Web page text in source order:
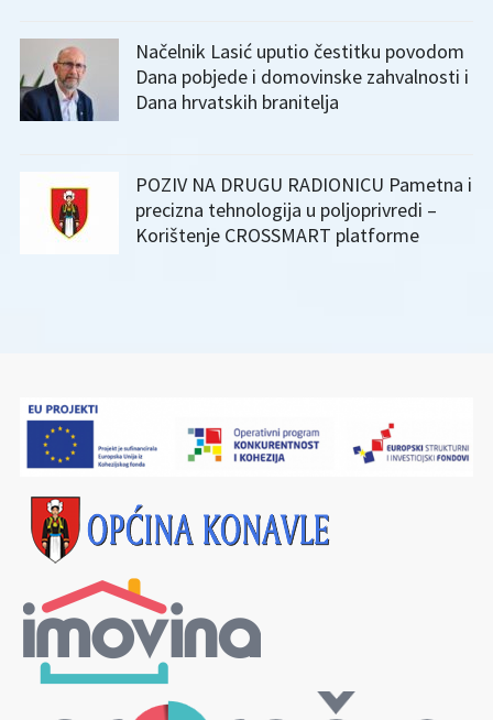
Načelnik Lasić uputio čestitku povodom
Dana pobjede i domovinske zahvalnosti i
Dana hrvatskih branitelja
POZIV NA DRUGU RADIONICU Pametna i
precizna tehnologija u poljoprivredi –
Korištenje CROSSMART platforme